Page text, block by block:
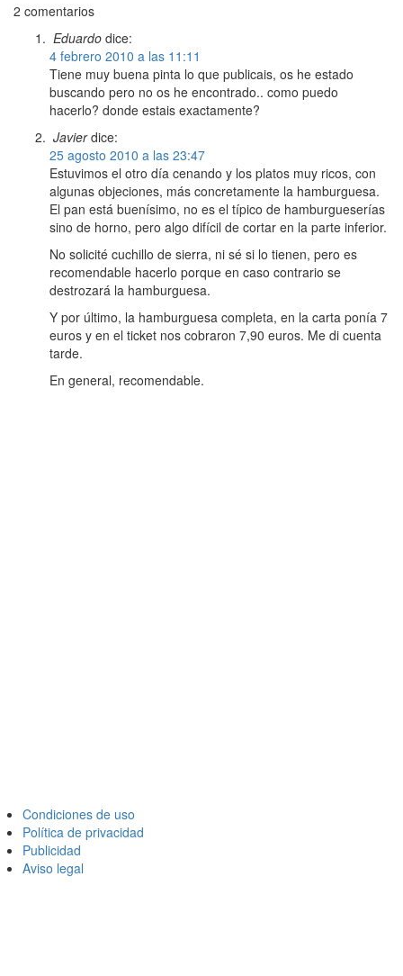
2 comentarios
Eduardo dice:
4 febrero 2010 a las 11:11
Tiene muy buena pinta lo que publicais, os he estado
buscando pero no os he encontrado.. como puedo
hacerlo? donde estais exactamente?
Javier dice:
25 agosto 2010 a las 23:47
Estuvimos el otro día cenando y los platos muy ricos, con
algunas objeciones, más concretamente la hamburguesa.
El pan está buenísimo, no es el típico de hamburgueserías
sino de horno, pero algo difícil de cortar en la parte inferior.
No solicité cuchillo de sierra, ni sé si lo tienen, pero es
recomendable hacerlo porque en caso contrario se
destrozará la hamburguesa.
Y por último, la hamburguesa completa, en la carta ponía 7
euros y en el ticket nos cobraron 7,90 euros. Me di cuenta
tarde.
En general, recomendable.
Condiciones de uso
Política de privacidad
Publicidad
Aviso legal